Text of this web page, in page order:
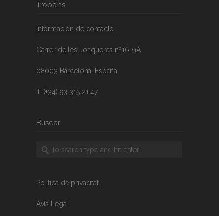
Troba’ns
Información de contacto
Carrer de les Jonqueres nº16, 9A
08003 Barcelona, España
T. (+34) 93 315 21 47
Buscar
Política de privacitat
Avís Legal